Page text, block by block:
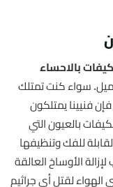
بالاحساء
سواء كنت تمتلك
فنيينا يمتلكون
بالعيون التي
للفك وتنظيفها
الأوساخ العالقة
الهواء لقتل أي جراثيم